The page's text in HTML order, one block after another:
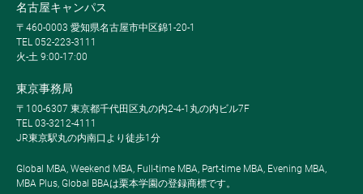
名古屋キャンパス
〒460-0003 愛知県名古屋市中区錦1-20-1
TEL 052-223-3111
火-土 9:00-17:00
東京事務局
〒100-6307 東京都千代田区丸の内2-4-1丸の内ビル7F
TEL 03-3212-4111
JR東京駅丸の内南口より徒歩1分
Global MBA, Weekend MBA, Full-time MBA, Part-time MBA, Evening MBA,
MBA Plus, Global BBAは栗本学園の登録商標です。